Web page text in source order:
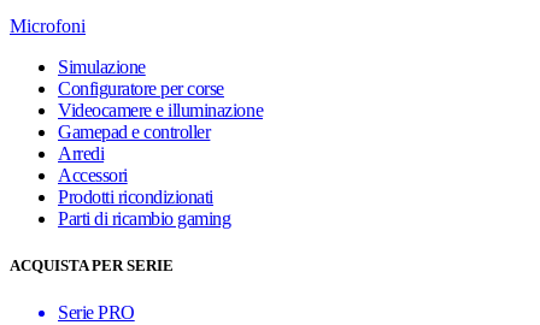
Microfoni
Simulazione
Configuratore per corse
Videocamere e illuminazione
Gamepad e controller
Arredi
Accessori
Prodotti ricondizionati
Parti di ricambio gaming
ACQUISTA PER SERIE
Serie PRO